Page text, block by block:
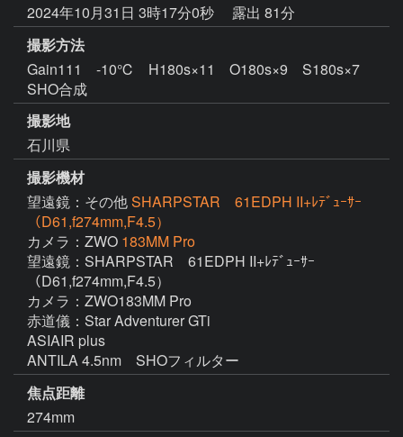
2024年10月31日 3時17分0秒
露出 81分
撮影方法
Gain111 -10℃ H180s×11 O180s×9 S180s×7
SHO合成
撮影地
石川県
撮影機材
望遠鏡：その他SHARPSTAR 61EDPH II+ﾚﾃﾞｭｰｻｰ
（D61,f274mm,F4.5）
カメラ：ZWO 183MM Pro
望遠鏡：SHARPSTAR　61EDPH II+ﾚﾃﾞｭｰｻｰ
（D61,f274mm,F4.5）
カメラ：ZWO183MM Pro
赤道儀：Star Adventurer GTi
ASIAIR plus
焦点距離
274mm